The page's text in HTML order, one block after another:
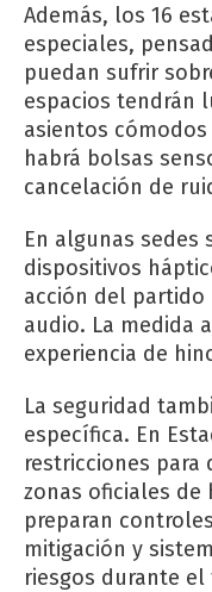
Además, los 16
especiales,
puedan sufrir
espacios tendrán
asientos
habrá bolsas
cancelación de
En algunas sedes
dispositivos
acción del
audio. La medida
experiencia de
La seguridad
específica. En
restricciones para
zonas oficiales de
preparan
mitigación y
riesgos durante